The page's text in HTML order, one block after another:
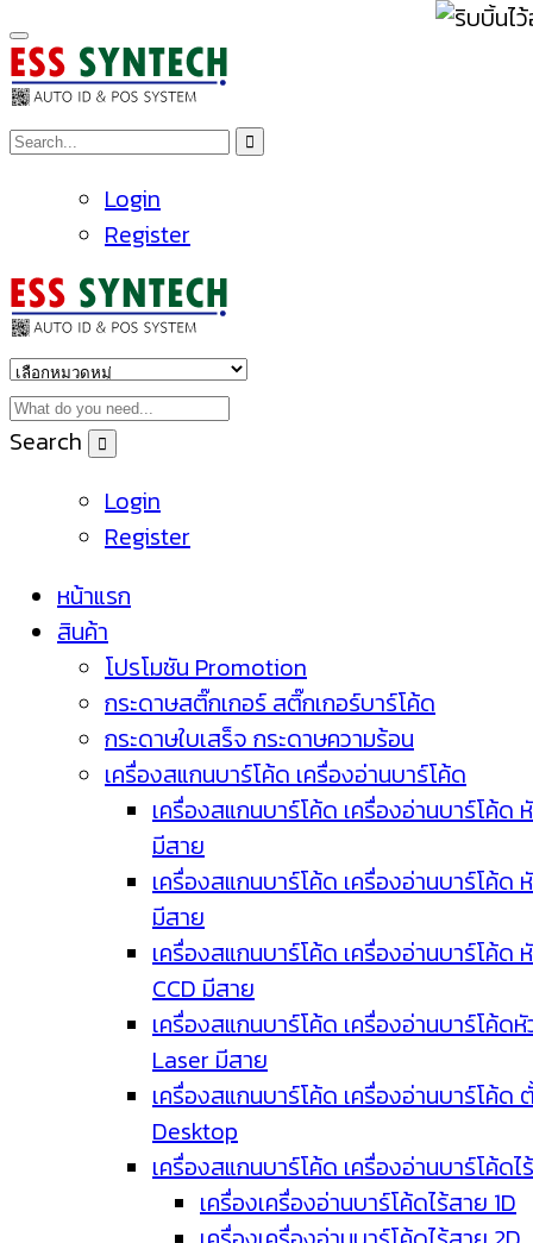
Login
Register
Search
Login
Register
หน้าแรก
สินค้า
โปรโมชัน Promotion
กระดาษสติ๊กเกอร์ สติ๊กเกอร์บาร์โค้ด
กระดาษใบเสร็จ กระดาษความร้อน
เครื่องสแกนบาร์โค้ด เครื่องอ่านบาร์โค้ด
เครื่องสแกนบาร์โค้ด เครื่องอ่านบาร์โค้ด
มีสาย
เครื่องสแกนบาร์โค้ด เครื่องอ่านบาร์โค้ด
มีสาย
เครื่องสแกนบาร์โค้ด เครื่องอ่านบาร์โค้ด
CCD มีสาย
เครื่องสแกนบาร์โค้ด เครื่องอ่านบาร์โค้ด
Laser มีสาย
เครื่องสแกนบาร์โค้ด เครื่องอ่านบาร์โค้ด
Desktop
เครื่องสแกนบาร์โค้ด เครื่องอ่านบาร์โค้ดไ
เครื่องเครื่องอ่านบาร์โค้ดไร้สาย 1D